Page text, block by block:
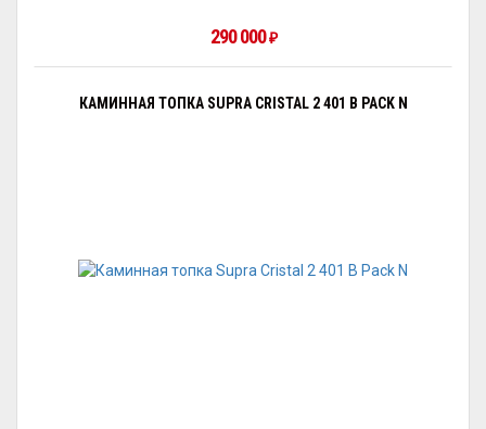
290 000 ₽
КАМИННАЯ ТОПКА SUPRA CRISTAL 2 401 B PACK N